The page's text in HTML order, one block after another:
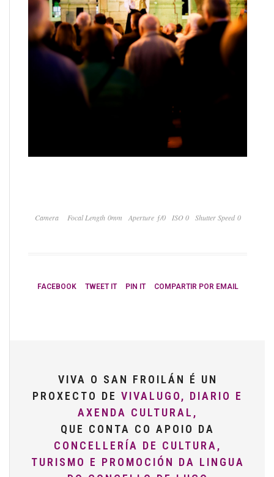
Camera Focal Length 0mm Aperture ƒ/0 ISO 0 Shutter Speed 0
FACEBOOK TWEET IT PIN IT COMPARTIR POR EMAIL
VIVA O SAN FROILÁN É UN
PROXECTO DE VIVALUGO, DIARIO E
AXENDA CULTURAL,
QUE CONTA CO APOIO DA
CONCELLERÍA DE CULTURA,
TURISMO E PROMOCIÓN DA LINGUA